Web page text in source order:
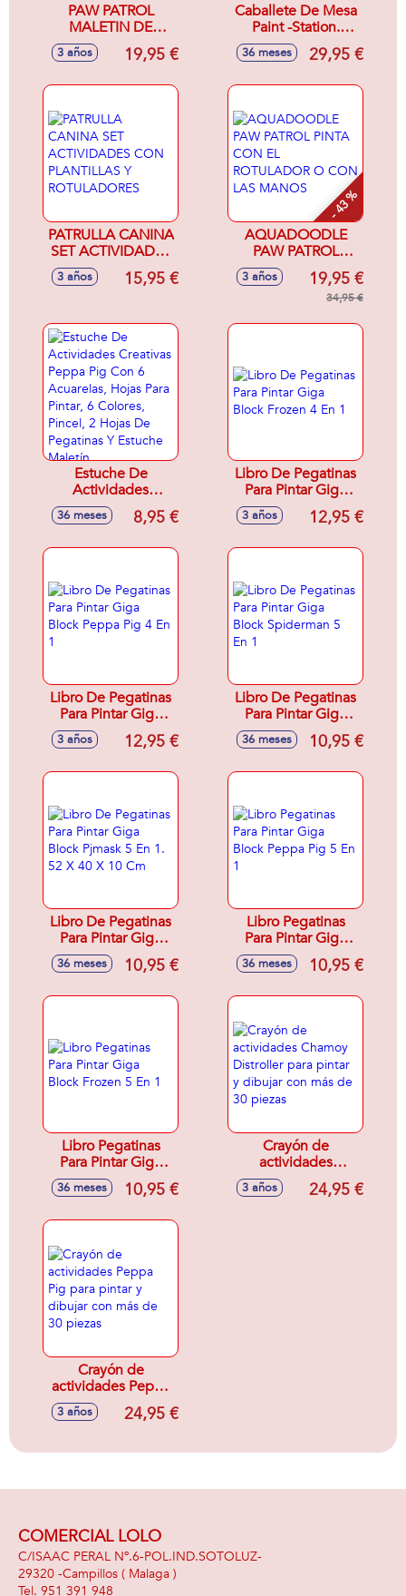
PAW PATROL
MALETIN DE
DIBUJO CON 7,5
METROS PARA
3 años 19,95 €
Caballete De Mesa
Paint -Station.
Incluye 3 Botes De
Pintura, 2 Pinceles
36 meses 29,95 €
PATRULLA CANINA
SET ACTIVIDADES
CON PLANTILLAS
Y ROTULADORES
3 años 15,95 €
- 43 %
AQUADOODLE
PAW PATROL
PINTA CON EL
ROTULADOR O
CON LAS MANOS
3 años 19,95 €
34,95 €
Estuche De
Actividades
Creativas Peppa
Pig Con 6
Hojas De Pegatinas
Y Estuche Maletín
36 meses 8,95 €
Libro De Pegatinas
Para Pintar Giga
Block Frozen 4 En 1
3 años 12,95 €
Libro De Pegatinas
Para Pintar Giga
Block Peppa Pig 4
En 1
3 años 12,95 €
Libro De Pegatinas
Para Pintar Giga
Block Spiderman 5
En 1
36 meses 10,95 €
Libro De Pegatinas
Para Pintar Giga
Block Pjmask 5 En
1. 52 X 40 X 10 Cm
36 meses 10,95 €
Libro Pegatinas
Para Pintar Giga
Block Peppa Pig 5
En 1
36 meses 10,95 €
Libro Pegatinas
Para Pintar Giga
Block Frozen 5 En 1
36 meses 10,95 €
Crayón de
actividades
Chamoy Distroller
para pintar y
3 años 24,95 €
Crayón de
actividades Peppa
Pig para pintar y
dibujar con más de
3 años 24,95 €
COMERCIAL LOLO
C/ISAAC PERAL Nº.6-POL.IND.SOTOLUZ-
29320 -Campillos ( Malaga )
951 391 948